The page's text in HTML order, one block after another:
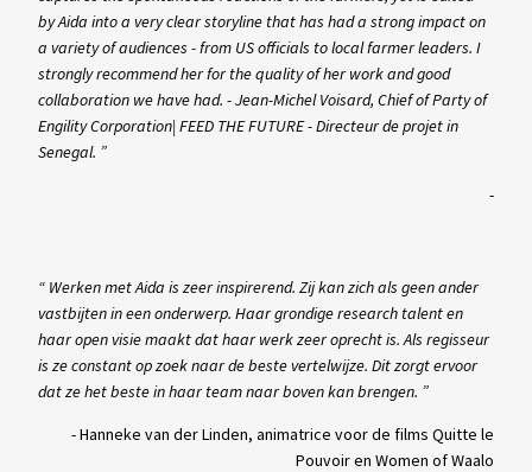
by Aida into a very clear storyline that has had a strong impact on
a variety of audiences - from US officials to local farmer leaders. I
strongly recommend her for the quality of her work and good
collaboration we have had. - Jean-Michel Voisard, Chief of Party of
Engility Corporation| FEED THE FUTURE - Directeur de projet in
Senegal. ”
-
“ Werken met Aida is zeer inspirerend. Zij kan zich als geen ander
vastbijten in een onderwerp. Haar grondige research talent en
haar open visie maakt dat haar werk zeer oprecht is. Als regisseur
is ze constant op zoek naar de beste vertelwijze. Dit zorgt ervoor
dat ze het beste in haar team naar boven kan brengen. ”
-Hanneke van der Linden, animatrice voor de films Quitte le
Pouvoir en Women of Waalo